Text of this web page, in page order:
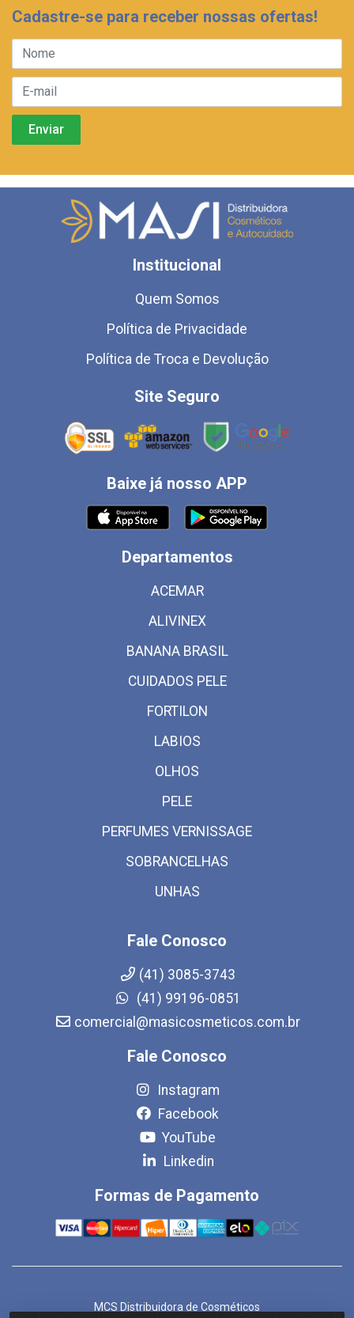
Cadastre-se para receber nossas ofertas!
Institucional
Quem Somos
Política de Privacidade
Política de Troca e Devolução
Site Seguro
Baixe já nosso APP
Departamentos
ACEMAR
ALIVINEX
BANANA BRASIL
CUIDADOS PELE
FORTILON
LABIOS
OLHOS
PELE
PERFUMES VERNISSAGE
SOBRANCELHAS
UNHAS
Fale Conosco
(41) 3085-3743
(41) 99196-0851
comercial@masicosmeticos.com.br
Fale Conosco
Instagram
Facebook
YouTube
Linkedin
Formas de Pagamento
MCS Distribuidora de Cosméticos